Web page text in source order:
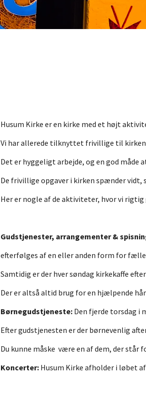
Husum Kirke er en kirke med et højt
Vi har allerede tilknyttet frivillige til
Det er hyggeligt arbejde, og en god måde
De frivillige opgaver i kirken spænder vidt,
Her er nogle af de aktiviteter, hvor vi
Gudstjenester, arrangementer &
efterfølges af en eller anden form for
Samtidig er der hver søndag kirkekaffe
Der er altså altid brug for en hjælpende
Børnegudstjeneste: Den fjerde torsdag i
Efter gudstjenesten er der børnevenlig
Du kunne måske være en af dem, der
Koncerter: Husum Kirke afholder i løbet